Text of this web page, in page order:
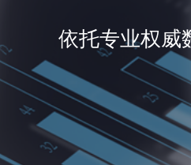
依托专业权威